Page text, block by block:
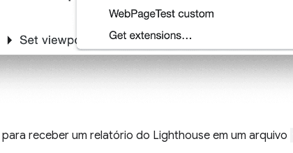
para receber um relatório do Lighthouse em um arquivo